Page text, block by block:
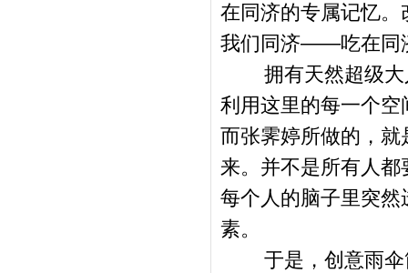
在同济的专属记忆
我们同济——吃在同
拥有天然超级
利用这里的每一个
而张霁婷所做的，
来。并不是所有人
每个人的脑子里突
素。
于是，创意雨